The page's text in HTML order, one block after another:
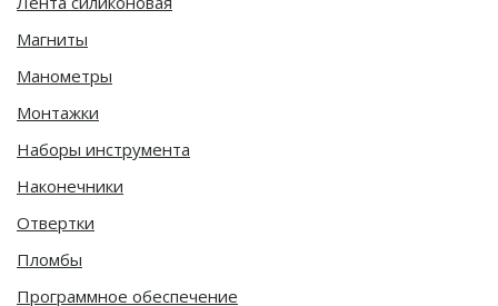
Магниты
Манометры
Монтажки
Наборы инструмента
Наконечники
Отвертки
Пломбы
Программное обеспечение